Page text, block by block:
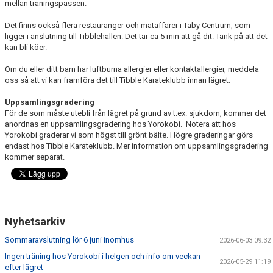
mellan träningspassen.
Det finns också flera restauranger och mataffärer i Täby Centrum, som
ligger i anslutning till Tibblehallen. Det tar ca 5 min att gå dit. Tänk på att det
kan bli köer.
Om du eller ditt barn har luftburna allergier eller kontaktallergier, meddela
oss så att vi kan framföra det till Tibble Karateklubb innan lägret.
Uppsamlingsgradering
För de som måste utebli från lägret på grund av t.ex. sjukdom, kommer det
anordnas en uppsamlingsgradering hos Yorokobi. Notera att hos
Yorokobi graderar vi som högst till grönt bälte. Högre graderingar görs
endast hos Tibble Karateklubb. Mer information om uppsamlingsgradering
kommer separat.
Nyhetsarkiv
Sommaravslutning lör 6 juni inomhus 2026-06-03 09:32
Ingen träning hos Yorokobi i helgen och info om veckan
efter lägret
2026-05-29 11:19